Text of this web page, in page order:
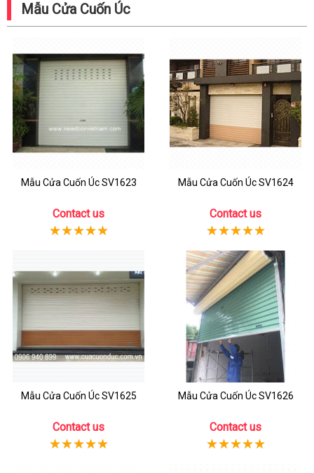
Mẫu Cửa Cuốn Úc
Mẫu Cửa Cuốn Úc SV1623
Contact us
Mẫu Cửa Cuốn Úc SV1624
Contact us
Mẫu Cửa Cuốn Úc SV1625
Contact us
Mẫu Cửa Cuốn Úc SV1626
Contact us